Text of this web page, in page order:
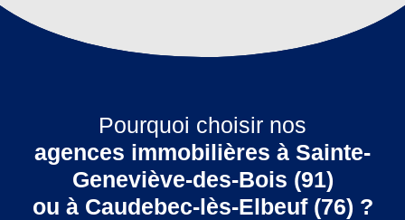
Pourquoi choisir nos
agences immobilières à Sainte-
Geneviève-des-Bois (91)
ou à Caudebec-lès-Elbeuf (76) ?